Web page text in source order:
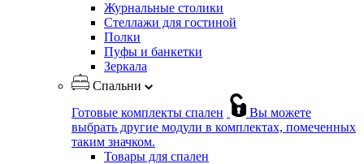
Журнальные столики
Стеллажи для гостиной
Полки
Пуфы и банкетки
Зеркала
Спальни
Готовые комплекты спален
Вы можете
выбрать другие модули в комплектах, помеченных
таким значком.
Товары для спален